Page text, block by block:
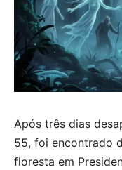
Após três dias
55, foi encontrado
floresta em